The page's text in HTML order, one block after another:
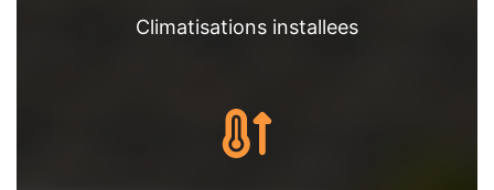
Climatisations installees